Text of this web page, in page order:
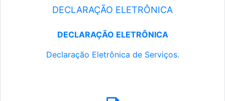
DECLARAÇÃO ELETRÔNICA
DECLARAÇÃO ELETRÔNICA
Declaração Eletrônica de Serviços.